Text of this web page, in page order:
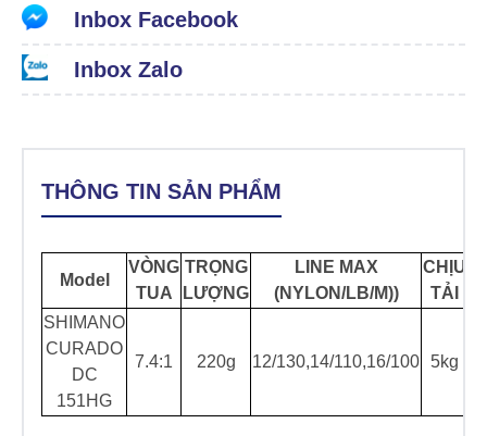
Inbox Facebook
Inbox Zalo
THÔNG TIN SẢN PHẨM
Model
VÒNG
TUA
TRỌNG
LƯỢNG
LINE MAX
(NYLON/LB/M))
CHỊU
TẢI
SHIMANO
CURADO
DC
151HG
7.4:1 220g 12/130,14/110,16/100 5kg